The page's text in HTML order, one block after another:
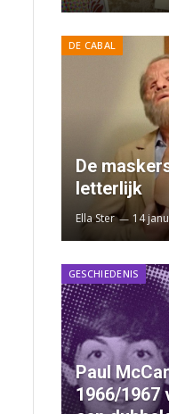
DE CABAL
De
letterlijk
Ella Ster 14
GESCHIEDENIS
Paul
1966/1967